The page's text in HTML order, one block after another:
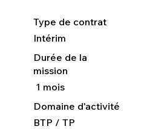
Domaine d'activité
BTP / TP
Type de contrat
Intérim
Durée de la
mission
1 mois